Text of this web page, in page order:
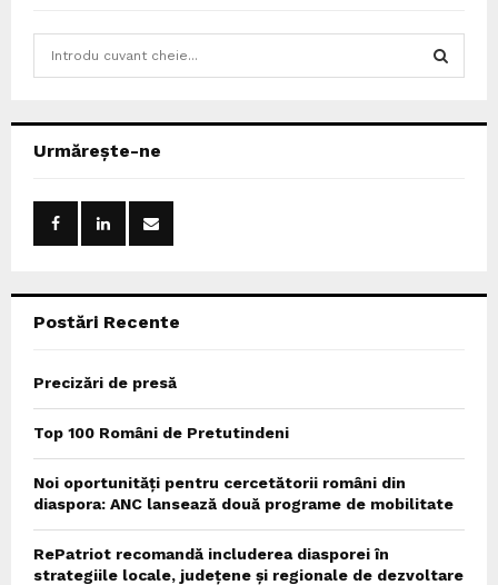
h
Urmărește-ne
Postări Recente
Precizări de presă
Top 100 Români de Pretutindeni
Noi oportunități pentru cercetătorii români din
diaspora: ANC lansează două programe de mobilitate
RePatriot recomandă includerea diasporei în
strategiile locale, județene și regionale de dezvoltare